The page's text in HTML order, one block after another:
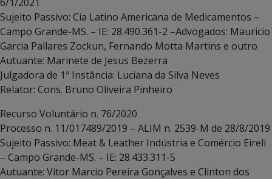
Sujeito Passivo: Cia Latino Americana de Medicamentos –
Campo Grande-MS. – IE: 28.490.361-2 –Advogados: Mauricio
Garcia Pallares Zockun, Fernando Motta Martins e outro
Autuante: Marinete de Jesus Bezerra
Julgadora de 1ª Instância: Luciana da Silva Neves
Relator: Cons. Bruno Oliveira Pinheiro
Recurso Voluntário n. 76/2020
Processo n. 11/017489/2019 – ALIM n. 2539-M de 28/8/2019
Sujeito Passivo: Meat & Leather Indústria e Comércio Eireli
– Campo Grande-MS. – IE: 28.433.311-5
Autuante: Vitor Marcio Pereira Gonçalves e Clinton dos